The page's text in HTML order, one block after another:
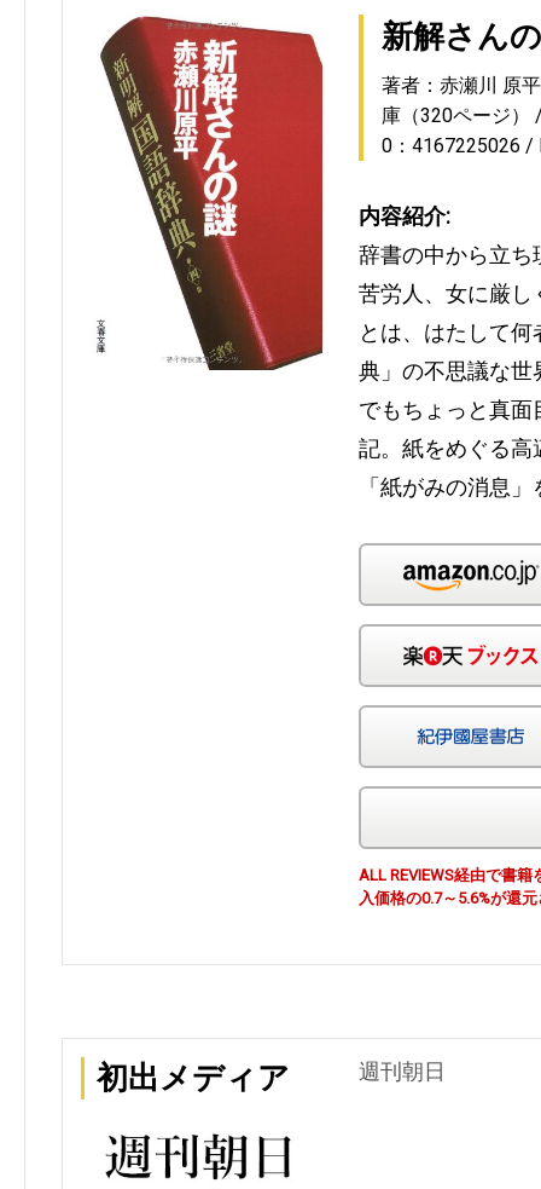
新解さん
著者：赤瀬川 原平
庫（320ページ）
0：4167225026
内容紹介:
辞書の中から立ち
苦労人、女に厳し
とは、はたして
典」の不思議な世
でもちょっと真
記。紙をめぐる高
「紙がみの消息
ALL REVIEWS経由で書
入価格の0.7～5.6%が還
初出メディア 週刊朝日